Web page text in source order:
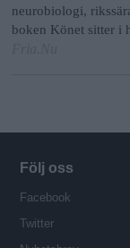
neurobiologi,
boken Könet sitter i
Följ oss
Facebook
Twitter